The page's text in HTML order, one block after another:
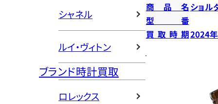
シャネル
ルイ・ヴィトン
ブランド時計買取
ロレックス
商品名 ショル
型番
買取時期2024